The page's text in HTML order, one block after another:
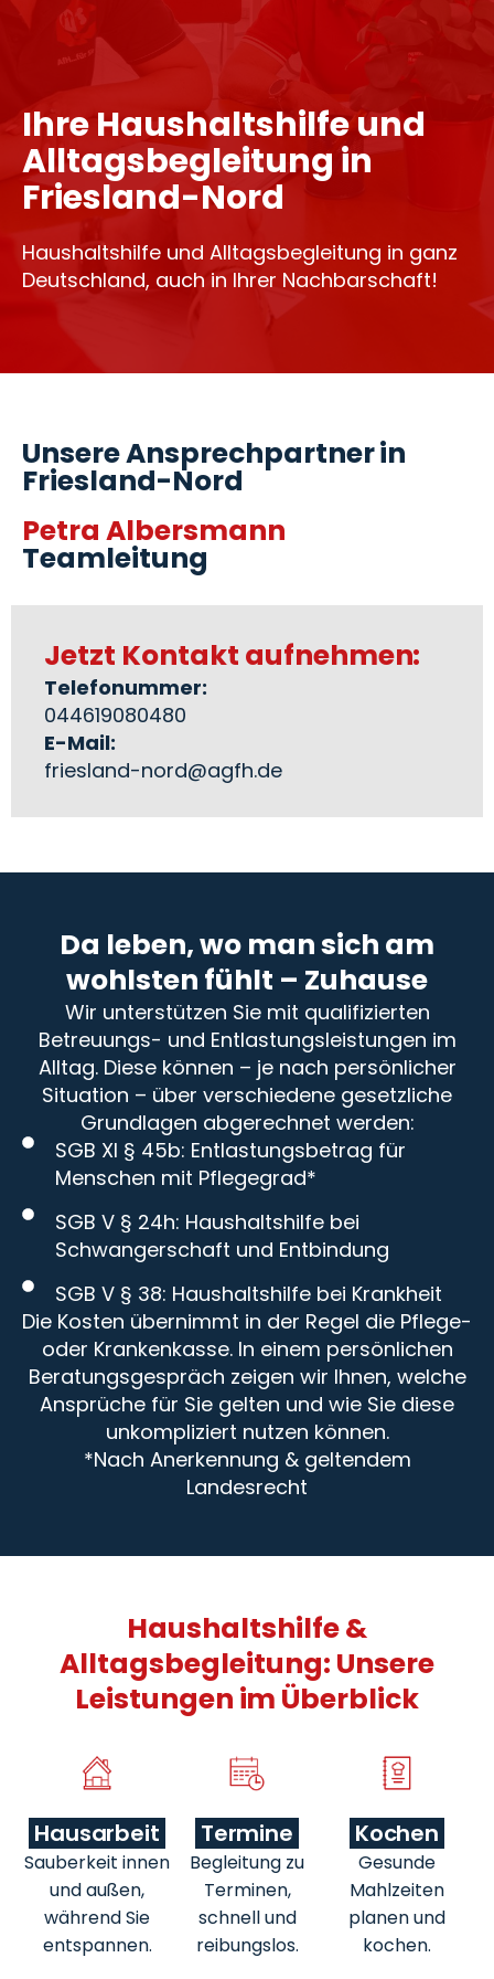
Ihre Haushaltshilfe und
Alltagsbegleitung in
Friesland-Nord
Haushaltshilfe und Alltagsbegleitung in ganz
Deutschland, auch in Ihrer Nachbarschaft!
Unsere Ansprechpartner in
Friesland-Nord
Petra Albersmann
Teamleitung
Jetzt Kontakt aufnehmen:
Telefonummer:
044619080480
E-Mail:
friesland-nord@agfh.de
Da leben, wo man sich am
wohlsten fühlt – Zuhause
Wir unterstützen Sie mit qualifizierten
Betreuungs- und Entlastungsleistungen im
Alltag. Diese können – je nach persönlicher
Situation – über verschiedene gesetzliche
Grundlagen abgerechnet werden:
SGB XI § 45b: Entlastungsbetrag für
Menschen mit Pflegegrad*
SGB V § 24h: Haushaltshilfe bei
Schwangerschaft und Entbindung
SGB V § 38: Haushaltshilfe bei Krankheit
Die Kosten übernimmt in der Regel die Pflege-
oder Krankenkasse. In einem persönlichen
Beratungsgespräch zeigen wir Ihnen, welche
Ansprüche für Sie gelten und wie Sie diese
unkompliziert nutzen können.
*Nach Anerkennung & geltendem
Landesrecht
Haushaltshilfe &
Alltagsbegleitung: Unsere
Leistungen im Überblick
Hausarbeit
Sauberkeit innen
und außen,
während Sie
entspannen.
Termine
Begleitung zu
Terminen,
schnell und
reibungslos.
Kochen
Gesunde
Mahlzeiten
planen und
kochen.